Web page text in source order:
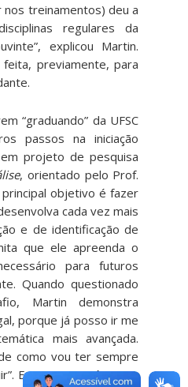
treinamentos) deu a
regulares da
explicou Martin.
previamente, para
“graduando” da UFSC
passos na iniciação
projeto de pesquisa
, orientado pelo Prof.
principal objetivo é fazer
cada vez mais
e de identificação de
que ele apreenda o
para futuros
Quando questionado
Martin demonstra
porque já posso ir me
mais avançada.
como vou ter sempre
E a proposta é seguir